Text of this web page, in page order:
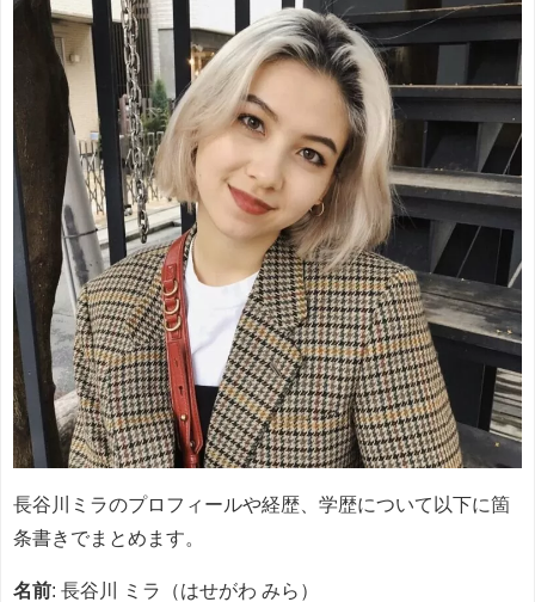
長谷川ミラのプロフィールや経歴、学歴について以下に箇
条書きでまとめます。
名前: 長谷川 ミラ（はせがわ みら）